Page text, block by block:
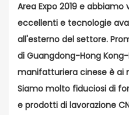
Area Expo 2019 e
eccellenti e tecnologie
all'esterno del settore.
di Guangdong-Hong
manifatturiera cinese è ai
Siamo molto fiduciosi di
e prodotti di lavorazione